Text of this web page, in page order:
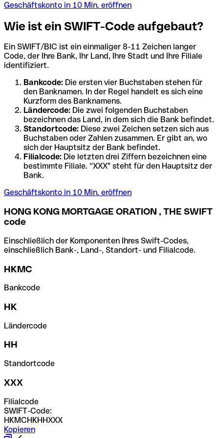
Geschäftskonto in 10 Min. eröffnen
Wie ist ein SWIFT-Code aufgebaut?
Ein SWIFT/BIC ist ein einmaliger 8-11 Zeichen langer
Code, der Ihre Bank, Ihr Land, Ihre Stadt und Ihre Filiale
identifiziert.
Bankcode: Die ersten vier Buchstaben stehen für
den Banknamen. In der Regel handelt es sich eine
Kurzform des Banknamens.
Ländercode: Die zwei folgenden Buchstaben
bezeichnen das Land, in dem sich die Bank befindet.
Standortcode: Diese zwei Zeichen setzen sich aus
Buchstaben oder Zahlen zusammen. Er gibt an, wo
sich der Hauptsitz der Bank befindet.
Filialcode: Die letzten drei Ziffern bezeichnen eine
bestimmte Filiale. “XXX" steht für den Hauptsitz der
Bank.
Geschäftskonto in 10 Min. eröffnen
HONG KONG MORTGAGE ORATION , THE SWIFT
code
Einschließlich der Komponenten Ihres Swift-Codes,
einschließlich Bank-, Land-, Standort- und Filialcode.
HKMC
Bankcode
HK
Ländercode
HH
Standortcode
XXX
Filialcode
SWIFT-Code:
HKMCHKHHXXX
Kopieren